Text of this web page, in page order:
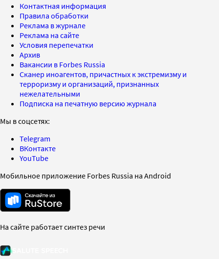
Контактная информация
Правила обработки
Реклама в журнале
Реклама на сайте
Условия перепечатки
Архив
Вакансии в Forbes Russia
Сканер иноагентов, причастных к экстремизму и
терроризму и организаций, признанных
нежелательными
Подписка на печатную версию журнала
Мы в соцсетях:
Telegram
ВКонтакте
YouTube
Мобильное приложение Forbes Russia на Android
На сайте работает синтез речи